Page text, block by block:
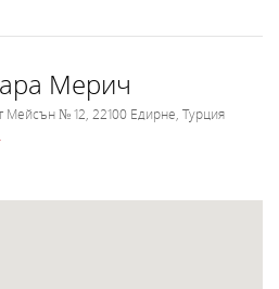
Мерич
Мейсън № 12, 22100 Едирне, Турция